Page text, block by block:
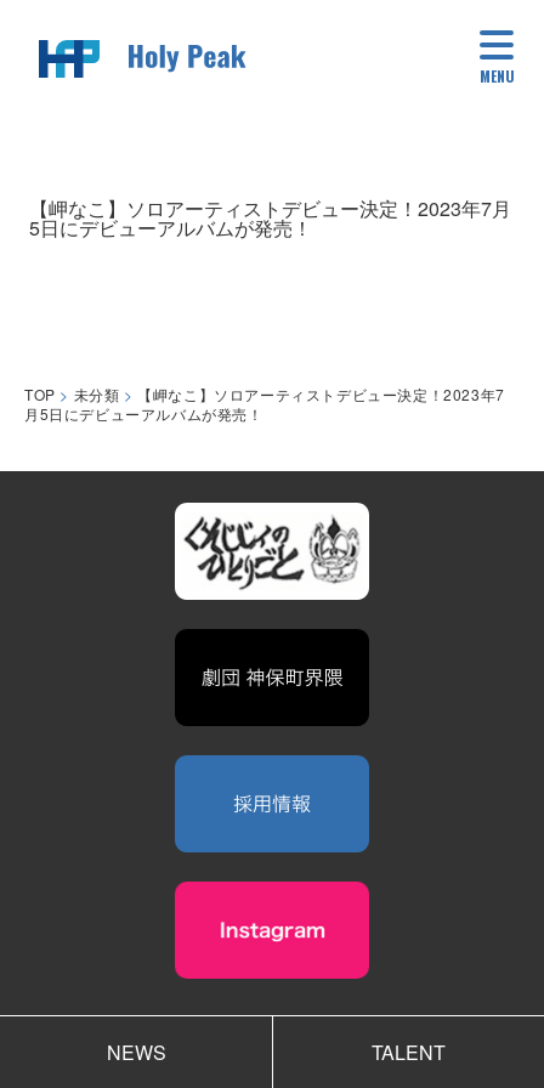
MENU
TOP > 未分類 >
【岬なこ】ソロアーティストデビュー決定！2023年7
月5日にデビューアルバムが発売！
【岬なこ】ソロアーティストデビュー決定！2023年7月
5日にデビューアルバムが発売！
NEWS TALENT